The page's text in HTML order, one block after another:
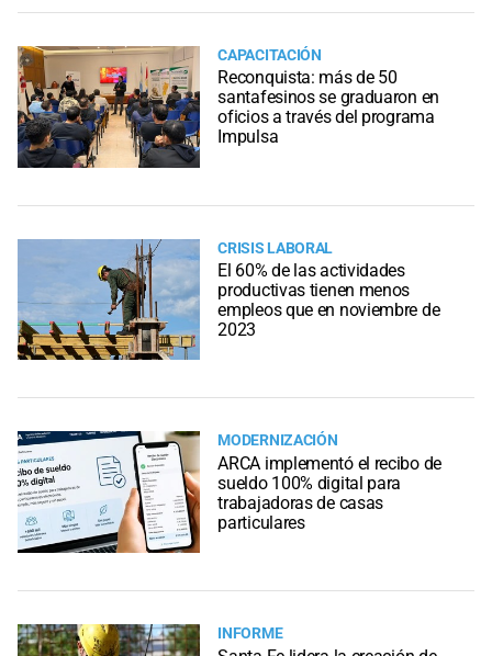
CAPACITACIÓN
Reconquista: más de 50
santafesinos se graduaron en
oficios a través del programa
Impulsa
CRISIS LABORAL
El 60% de las actividades
productivas tienen menos
empleos que en noviembre de
2023
MODERNIZACIÓN
ARCA implementó el recibo de
sueldo 100% digital para
trabajadoras de casas
particulares
INFORME